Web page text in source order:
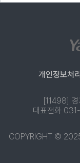
개인정보처
[11498]
대표전화
COPYRIGHT ©